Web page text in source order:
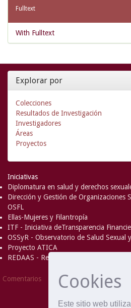
Cookies
Este sitio web
Fulltext
With Fulltext
Explorar por
Colecciones
Resultados de Investigación
Investigadores
Áreas
Proyectos
Iniciativas
Diplomatura en salud y derechos
Dirección y Gestión de Organizaciones
OSFL
Ellas-Mujeres y Filantropía
ITF - Iniciativa deTransparencia
OSSyR - Observatorio de Salud Sexual
Proyecto ATICA
REDAAS - Red de Acceso al Aborto
Comentarios
2008 MITandHewlett-